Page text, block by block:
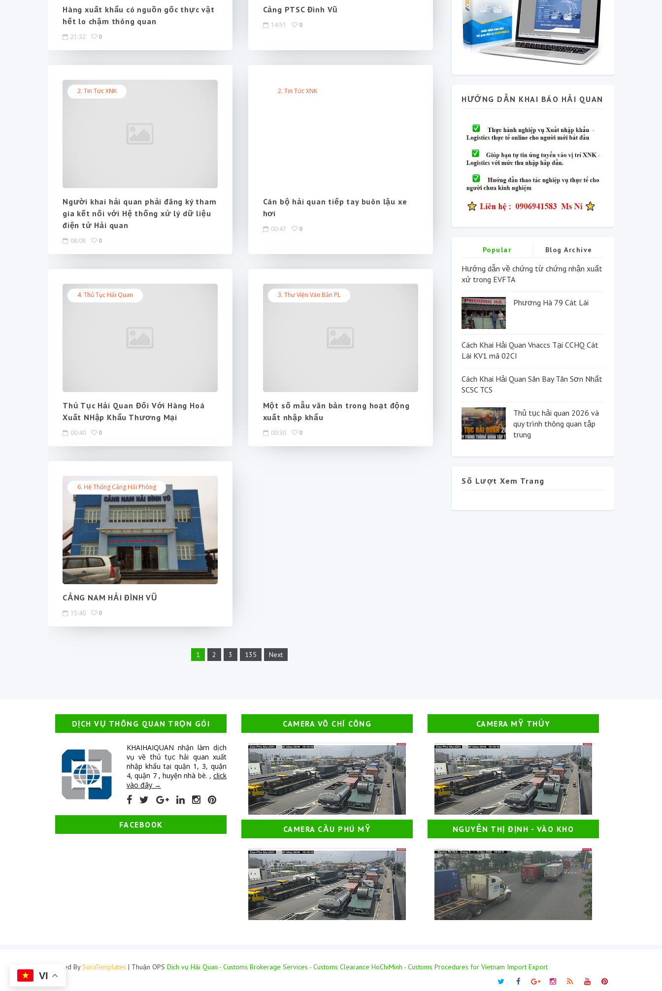
Hàng xuất khẩu có nguồn gốc thực vật
hết lo chậm thông quan
21:32 0
Cảng PTSC Đình Vũ
14:51 0
2. Tin Tức XNK
Người khai hải quan phải đăng ký tham
gia kết nối với Hệ thống xử lý dữ liệu
điện tử Hải quan
08:08 0
2. Tin Tức XNK
Cán bộ hải quan tiếp tay buôn lậu xe
hơi
00:47 0
4. Thủ Tục Hải Quan
Thủ Tục Hải Quan Đối Với Hàng Hoá
Xuất NHập Khẩu Thương Mại
00:40 0
3. Thư Viện Văn Bản PL
Một số mẫu văn bản trong hoạt động
xuất nhập khẩu
00:30 0
6. Hệ Thống Cảng Hải Phòng
CẢNG NAM HẢI ĐÌNH VŨ
15:40 0
1 2 3 135 Next
HƯỚNG DẪN KHAI BÁO HẢI QUAN
Popular Blog Archive
Hướng dẫn về chứng từ chứng nhận xuất
xứ trong EVFTA
Phương Hà 79 Cát Lái
Cách Khai Hải Quan Vnaccs Tại CCHQ Cát
Lái KV1 mã 02CI
Cách Khai Hải Quan Sân Bay Tân Sơn Nhất
SCSC TCS
Thủ tục hải quan 2026 và
quy trình thông quan tập
trung
Số Lượt Xem Trang
DỊCH VỤ THÔNG QUAN TRỌN GÓI
KHAIHAIQUAN nhận làm dịch
vụ về thủ tục hải quan xuất
nhập khẩu tại quận 1, 3, quận
4, quận 7 , huyện nhà bè. , click
vào đây →
FACEBOOK
CAMERA VÕ CHÍ CÔNG
CAMERA CẦU PHÚ MỸ
CAMERA MỸ THỦY
NGUYỄN THỊ ĐỊNH - VÀO KHO
Created BySoraTemplates | Thuận OPS Dịch vụ Hải Quan - Customs Brokerage Services - Customs Clearance HoChiMinh - Customs Procedures for Vietnam Import Export
VI